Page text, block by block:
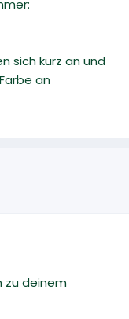
sich kurz an und
an
zu deinem